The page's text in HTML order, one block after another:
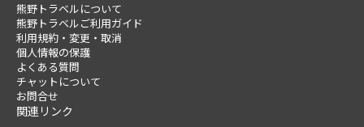
熊野トラベルについて
熊野トラベルご利用ガイド
利用規約・変更・取消
個人情報の保護
よくある質問
チャットについて
お問合せ
関連リンク